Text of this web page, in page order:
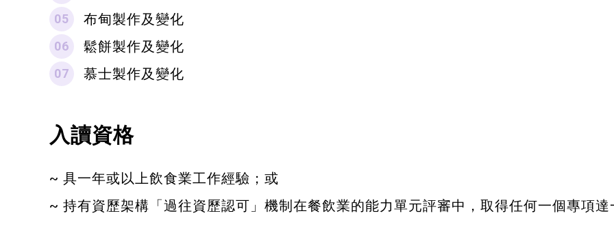
布甸製作及變化
鬆餅製作及變化
慕士製作及變化
入讀資格
~ 具一年或以上飲食業工作經驗；或
~ 持有資歷架構「過往資歷認可」機制在餐飲業的能力單元評審中，取得任何一個專項